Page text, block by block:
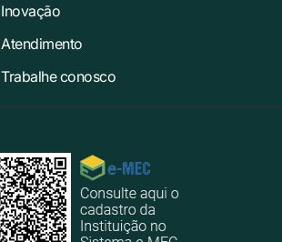
Inovação
Atendimento
Trabalhe conosco